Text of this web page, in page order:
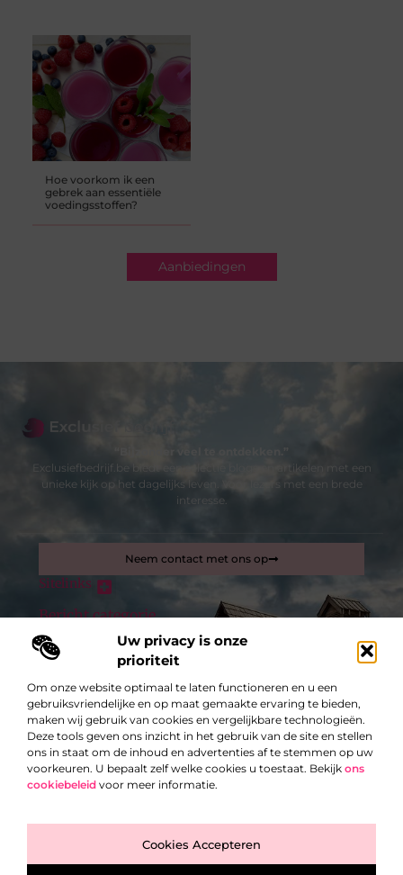
Uw privacy is onze
prioriteit
Om onze website optimaal te laten functioneren en u een
gebruiksvriendelijke en op maat gemaakte ervaring te bieden,
maken wij gebruik van cookies en vergelijkbare technologieën.
Deze tools geven ons inzicht in het gebruik van de site en stellen
ons in staat om de inhoud en advertenties af te stemmen op uw
voorkeuren. U bepaalt zelf welke cookies u toestaat. Bekijk ons
cookiebeleid voor meer informatie.
Cookies Accepteren
Top
Hoe voorkom ik een
gebrek aan essentiële
voedingsstoffen?
Aanbiedingen
Exclusiefbedrijf.be biedt een selectie blogs en artikelen met een
unieke kijk op het dagelijks leven. Voor lezers met een brede
interesse.
Sitelinks
Beveiligingscamera’s zijn tegenwoordig onmisbaar
Hoe laat je de tv zo mooi mogelijk terugkomen in de
woonkamer?
Een gewone sleutel of toch een beveiligingssysteem?
Inspiratie: prachtige voorbeelden van een garage op maat
en de toepassingen
Bericht categorie
Neem contact met ons op